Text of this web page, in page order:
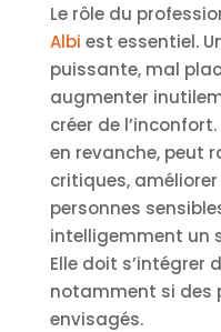
Le rôle du
Albi est essentiel.
puissante, mal
augmenter
créer de
en revanche, peut
critiques,
personnes
intelligemment un
Elle doit s’intégrer
notamment si des
envisagés.